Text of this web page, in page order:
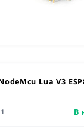
Lua V3
В